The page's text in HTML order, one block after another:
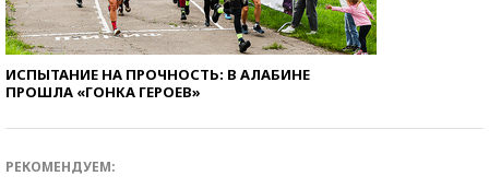
ИСПЫТАНИЕ НА ПРОЧНОСТЬ: В АЛАБИНЕ
ПРОШЛА «ГОНКА ГЕРОЕВ»
РЕКОМЕНДУЕМ: